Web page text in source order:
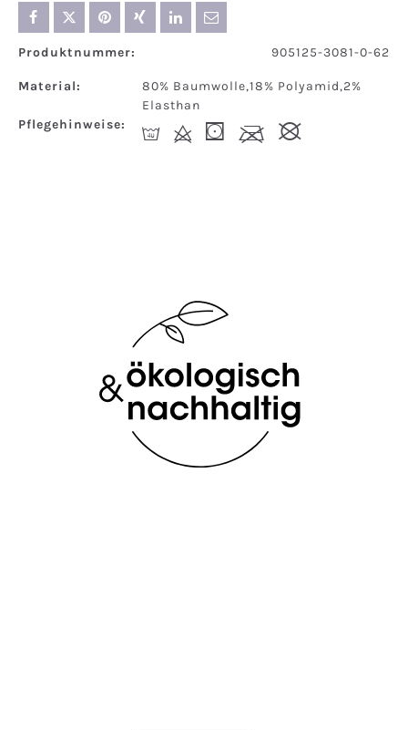
Produktnummer: 905125-3081-0-62
Material:
80% Baumwolle,18% Polyamid,2%
Elasthan
Pflegehinweise:
I d ( l #